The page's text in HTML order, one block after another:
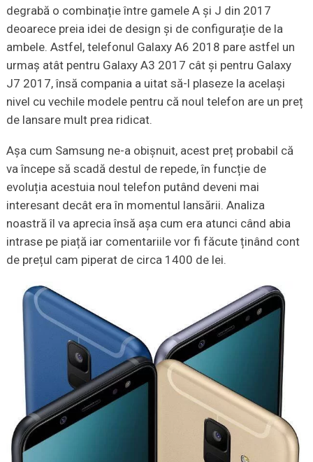
degrabă o combinație între gamele A și J din 2017
deoarece preia idei de design și de configurație de la
ambele. Astfel, telefonul Galaxy A6 2018 pare astfel un
urmaș atât pentru Galaxy A3 2017 cât și pentru Galaxy
J7 2017, însă compania a uitat să-l plaseze la același
nivel cu vechile modele pentru că noul telefon are un preț
de lansare mult prea ridicat.
Așa cum Samsung ne-a obișnuit, acest preț probabil că
va începe să scadă destul de repede, în funcție de
evoluția acestuia noul telefon putând deveni mai
interesant decât era în momentul lansării. Analiza
noastră îl va aprecia însă așa cum era atunci când abia
intrase pe piață iar comentariile vor fi făcute ținând cont
de prețul cam piperat de circa 1400 de lei.